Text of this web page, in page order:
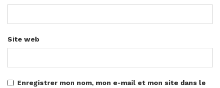
Site web
Enregistrer mon nom, mon e-mail et mon site dans le